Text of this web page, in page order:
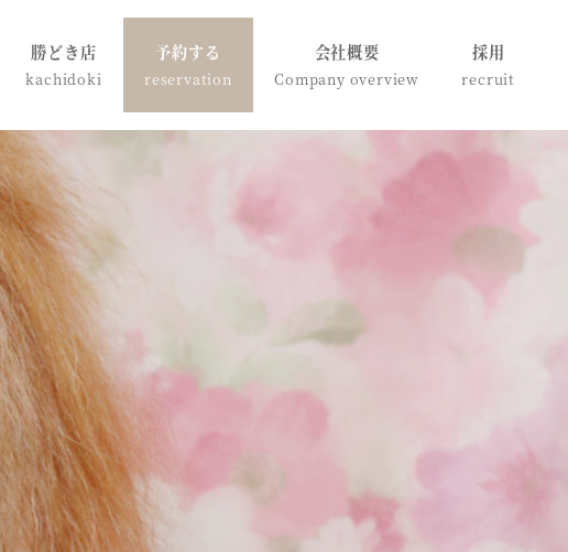
勝どき店
kachidoki
予約する
reservation
会社概要
Company overview
採用
recruit